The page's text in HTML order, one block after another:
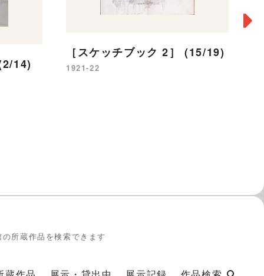
14)
［スケッチブック 2］ (15/19)
1921-22
所蔵作品を検索できます